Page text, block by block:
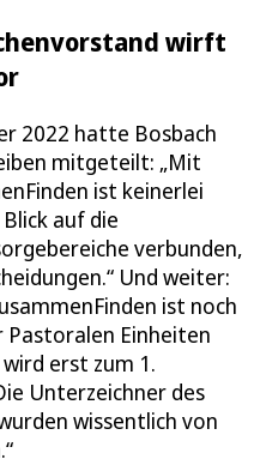
wirft
2022 hatte Bosbach
mitgeteilt: „Mit
ist keinerlei
auf die
verbunden,
Und weiter:
ist noch
Einheiten
erst zum 1.
Unterzeichner des
wissentlich von